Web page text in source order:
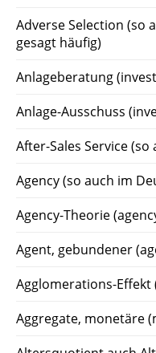
Adverse Selection (so
gesagt häufig)
Anlageberatung
Anlage-Ausschuss
After-Sales Service
Agency (so auch im
Agency-Theorie
Agent, gebundener
Agglomerations-
Aggregate, monetäre